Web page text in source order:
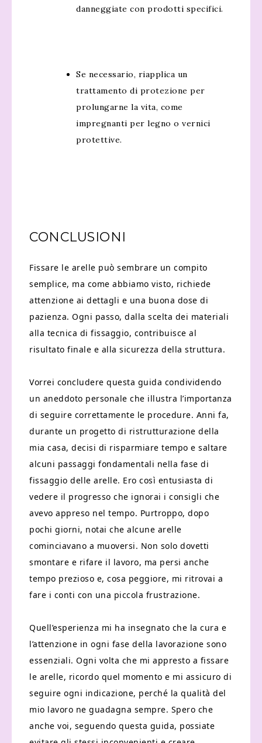
danneggiate con prodotti specifici.
Se necessario, riapplica un
trattamento di protezione per
prolungarne la vita, come
impregnanti per legno o vernici
protettive.
CONCLUSIONI
Fissare le arelle può sembrare un compito
semplice, ma come abbiamo visto, richiede
attenzione ai dettagli e una buona dose di
pazienza. Ogni passo, dalla scelta dei materiali
alla tecnica di fissaggio, contribuisce al
risultato finale e alla sicurezza della struttura.
Vorrei concludere questa guida condividendo
un aneddoto personale che illustra l’importanza
di seguire correttamente le procedure. Anni fa,
durante un progetto di ristrutturazione della
mia casa, decisi di risparmiare tempo e saltare
alcuni passaggi fondamentali nella fase di
fissaggio delle arelle. Ero così entusiasta di
vedere il progresso che ignorai i consigli che
avevo appreso nel tempo. Purtroppo, dopo
pochi giorni, notai che alcune arelle
cominciavano a muoversi. Non solo dovetti
smontare e rifare il lavoro, ma persi anche
tempo prezioso e, cosa peggiore, mi ritrovai a
fare i conti con una piccola frustrazione.
Quell’esperienza mi ha insegnato che la cura e
l’attenzione in ogni fase della lavorazione sono
essenziali. Ogni volta che mi appresto a fissare
le arelle, ricordo quel momento e mi assicuro di
seguire ogni indicazione, perché la qualità del
mio lavoro ne guadagna sempre. Spero che
anche voi, seguendo questa guida, possiate